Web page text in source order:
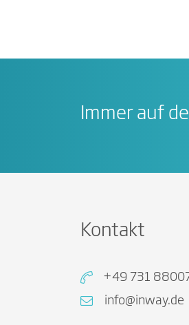
Immer auf
Kontakt
+49 731
info@inway.de